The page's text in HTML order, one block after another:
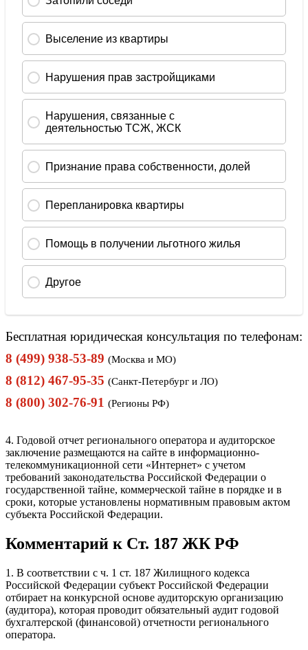
Бесплатная юридическая консультация по телефонам:
8 (499) 938-53-89 (Москва и МО)
8 (812) 467-95-35 (Санкт-Петербург и ЛО)
8 (800) 302-76-91 (Регионы РФ)
4. Годовой отчет регионального оператора и аудиторское
заключение размещаются на сайте в информационно-
телекоммуникационной сети «Интернет» с учетом
требований законодательства Российской Федерации о
государственной тайне, коммерческой тайне в порядке и в
сроки, которые установлены нормативным правовым актом
субъекта Российской Федерации.
Комментарий к Ст. 187 ЖК РФ
1. В соответствии с ч. 1 ст. 187 Жилищного кодекса
Российской Федерации субъект Российской Федерации
отбирает на конкурсной основе аудиторскую организацию
(аудитора), которая проводит обязательный аудит годовой
бухгалтерской (финансовой) отчетности регионального
оператора.